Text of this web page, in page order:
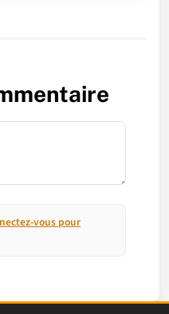
vous pour